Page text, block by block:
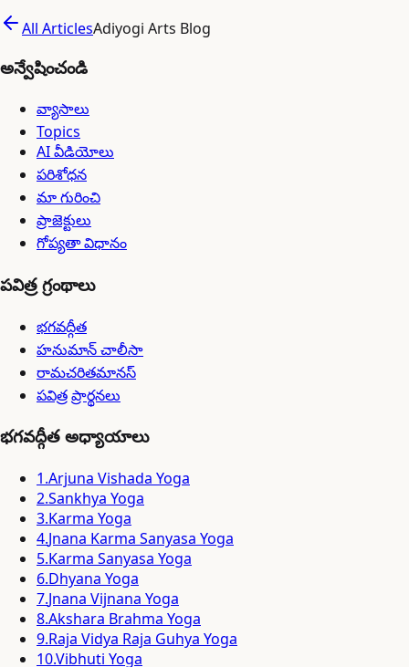
All ArticlesAdiyogi Arts Blog
అన్వేషించండి
వ్యాసాలు
Topics
AI వీడియోలు
పరిశోధన
మా గురించి
ప్రాజెక్టులు
గోప్యతా విధానం
పవిత్ర గ్రంథాలు
భగవద్గీత
హనుమాన్ చాలీసా
రామచరితమానస్
పవిత్ర ప్రార్థనలు
భగవద్గీత అధ్యాయాలు
1.Arjuna Vishada Yoga
2.Sankhya Yoga
3.Karma Yoga
4.Jnana Karma Sanyasa Yoga
5.Karma Sanyasa Yoga
6.Dhyana Yoga
7.Jnana Vijnana Yoga
8.Akshara Brahma Yoga
9.Raja Vidya Raja Guhya Yoga
10.Vibhuti Yoga